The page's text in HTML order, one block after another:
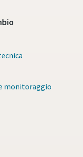
monitoraggio